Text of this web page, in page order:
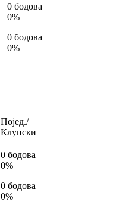
0 бодова
0%
0 бодова
0%
Појед./
Клупски
0 бодова
0%
0 бодова
0%